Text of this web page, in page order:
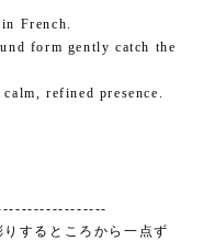
French.
form gently catch the
refined presence.
するところから一点ず